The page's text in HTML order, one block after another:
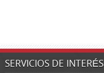
SERVICIOS DE INTERÉS